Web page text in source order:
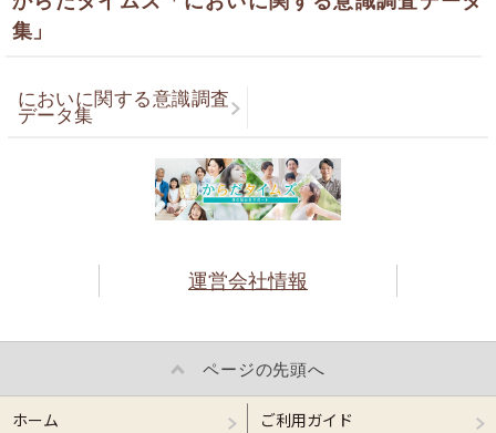
集」
においに関する意識調査
データ集
運営会社情報
ページの先頭へ
ホーム ご利用ガイド